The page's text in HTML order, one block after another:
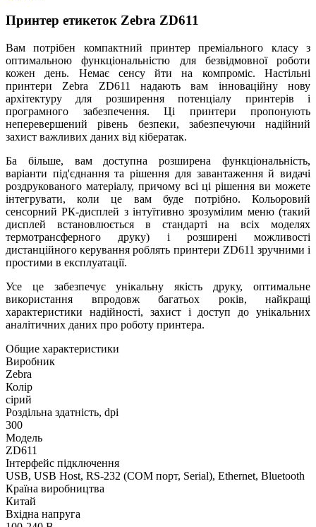
Принтер етикеток Zebra ZD611
Вам потрібен компактний принтер преміального класу з
оптимальною функціональністю для безвідмовної роботи
кожен день. Немає сенсу йти на компроміс. Настільні
принтери Zebra ZD611 надають вам інноваційну нову
архітектуру для розширення потенціалу принтерів і
програмного забезпечення. Ці принтери пропонують
неперевершений рівень безпеки, забезпечуючи надійний
захист важливих даних від кібератак.
Ба більше, вам доступна розширена функціональність,
варіанти під'єднання та рішення для завантаження й видачі
роздрукованого матеріалу, причому всі ці рішення ви можете
інтегрувати, коли це вам буде потрібно. Кольоровий
сенсорний РК-дисплей з інтуїтивно зрозумілим меню (такий
дисплей встановлюється в стандарті на всіх моделях
термотрансферного друку) і розширені можливості
дистанційного керування роблять принтери ZD611 зручними і
простими в експлуатації.
Усе це забезпечує унікальну якість друку, оптимальне
використання впродовж багатьох років, найкращі
характеристики надійності, захист і доступ до унікальних
аналітичних даних про роботу принтера.
Общие характеристики
Виробник
Zebra
Колір
сірий
Роздільна здатність, dpi
300
Модель
ZD611
Інтерфейс підключення
USB, USB Host, RS-232 (COM порт, Serial), Ethernet, Bluetooth
Країна виробництва
Китай
Вхідна напруга